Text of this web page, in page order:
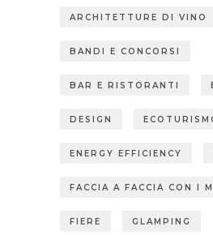
ARCHITETTURE DI VINO
BANDI E CONCORSI
BAR E RISTORANTI
DESIGN
ENERGY EFFICIENCY
FACCIA A FACCIA CON I
FIERE GLAMPING